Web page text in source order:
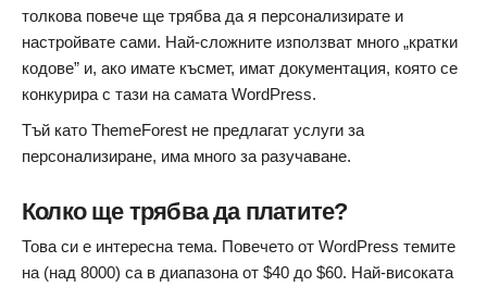
толкова повече ще трябва да я персонализирате и
настройвате сами. Най-сложните използват много „кратки
кодове” и, ако имате късмет, имат документация, която се
конкурира с тази на самата WordPress.
Тъй като ThemeForest не предлагат услуги за
персонализиране, има много за разучаване.
Колко ще трябва да платите?
Това си е интересна тема. Повечето от WordPress темите
на (над 8000) са в диапазона от $40 до $60. Най-високата